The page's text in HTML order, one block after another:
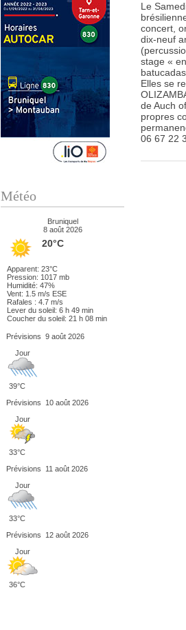
Météo
Bruniquel
8 août 2026
20°C
Apparent: 23°C
Pression: 1017 mb
Humidité: 47%
Vent: 1.5 m/s ESE
Rafales : 4.7 m/s
Lever du soleil: 6 h 49 min
Coucher du soleil: 21 h 08 min
Prévisions 9 août 2026
Jour
39°C
Prévisions
10 août 2026
Jour
33°C
Prévisions
11 août 2026
Jour
33°C
Prévisions
12 août 2026
Jour
36°C
Le
concert,
dix-neuf
stage «
Elles se
de Auch
propres
06 67 22